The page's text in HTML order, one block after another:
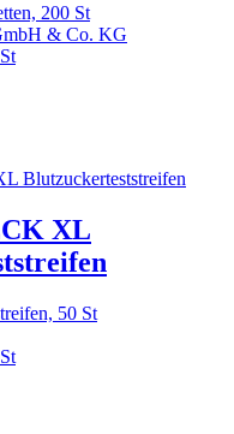
200 St
& Co. KG
XL
50 St